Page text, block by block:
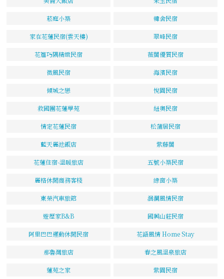
菘庭小築 韓舍民宿
家在花蓮民宿(雲天樓) 翠峰民宿
花簷巧隅精緻民宿 薇閣優質民宿
微風民宿 海濱民宿
傾城之戀 悅園民宿
救國團花蓮學苑 紐奧民宿
情定花蓮民宿 松蒲居民宿
藍天麗池飯店 紫藤閣
花蓮住宿-溫暖旅店 五號小築民宿
麗格休閒商務客棧 綠窗小築
東榮汽車旅館 洄瀾風情民宿
遊歷家B&B 國興山莊民宿
阿里巴巴運動休閒民宿 花語風情 Home Stay
那魯灣旅店 春之風溫泉旅店
蓮苑之家 紫園民宿